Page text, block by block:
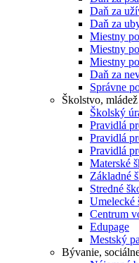
Daň za
Daň za
Miestny
Miestny
Miestny
Daň za
Správne
Školstvo, mládež
Školský
Pravidlá
Pravidlá
Pravidlá
Materské
Základné
Stredné
Umelecké
Centrum
Edupage
Mestský
Bývanie,